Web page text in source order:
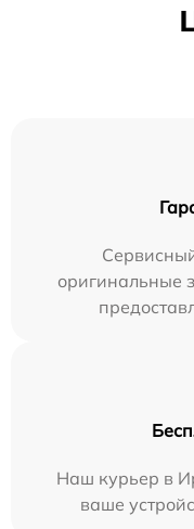
оригинальные
Наш курьер в
ваше